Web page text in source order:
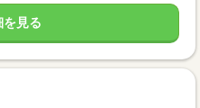
を見る